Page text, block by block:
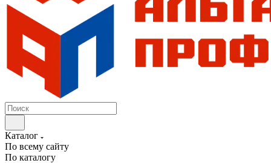
Каталог
По всему сайту
По каталогу